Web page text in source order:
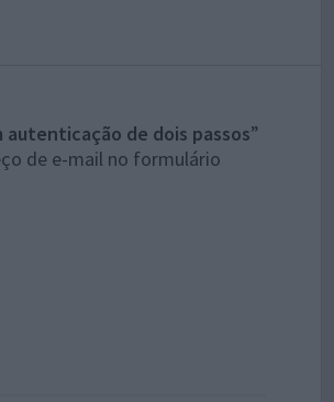
de dois passos”
de e-mail no formulário